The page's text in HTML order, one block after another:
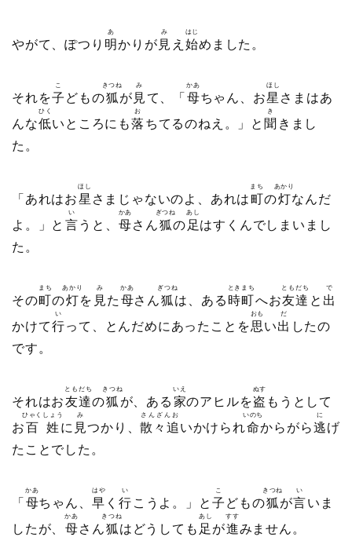
やがて、ぽつり 明
あ
かりが見
み
え 始
はじ
めました。
それを子
こ
どもの狐
きつね
が見
み
て、「母
かあ
ちゃん、お星
ほし
さまはあ
んな低
ひく
いところにも落
お
ちてるのねえ。」と 聞
き
きまし
た。
「あれはお星
ほし
さまじゃないのよ、あれは町
まち
の灯
あかり
なんだ
よ。」と 言
い
うと、 母
かあ
さん狐
ぎつね
の足
あし
はすくんでしまいまし
た。
その町
まち
の灯
あかり
を 見
み
た母
かあ
さん狐
ぎつね
は、ある時町
ときまち
へお友達
ともだち
と 出
で
かけて行
い
って、とんだめにあったことを思
おも
い出
だ
したの
です。
それはお友達
ともだち
の狐
きつね
が、ある家
いえ
のアヒルを盗
ぬす
もうとして
お百姓
ひゃくしょう
に 見
み
つかり、散々追
さんざんお
いかけられ命
いのち
からがら逃
に
げ
たことでした。
「母
かあ
ちゃん、 早
はや
く 行
い
こうよ。」と子
こ
どもの狐
きつね
が言
い
いま
したが、 母
かあ
さん狐
きつね
はどうしても足
あし
が進
すす
みません。